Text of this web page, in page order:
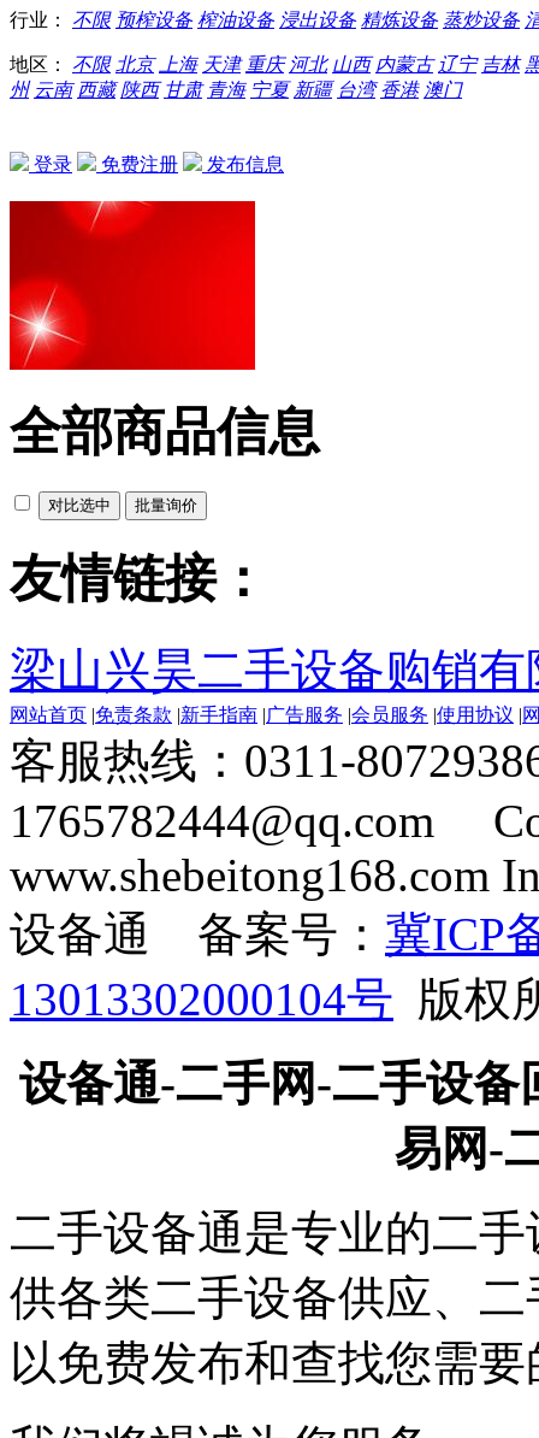
行业： 不限 预榨设备 榨油设备 浸出设备 精炼设备 蒸炒设备
地区： 不限 北京 上海 天津 重庆 河北 山西 内蒙古 辽宁 吉林
州 云南 西藏 陕西 甘肃 青海 宁夏 新疆 台湾 香港 澳门
登录 免费注册 发布信息
全部商品信息
友情链接：
梁山兴昊二手设备购销有
网站首页 |免责条款 |新手指南 |广告服务 |会员服务 |使用协议 |
客服热线：0311-
1765782444@qq.com
www.shebeitong168.com
设备通 备案号： 冀ICP
13013302000104号 版权
设备通-二手网-二手设
易网-
二手设备通是专业的二
供各类二手设备供应、
以免费发布和查找您需